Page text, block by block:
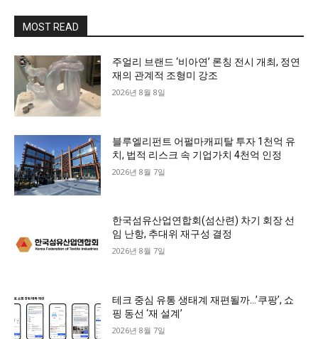
MOST READ
주얼리 브랜드 ‘비아연’ 론칭 전시 개최, 정연
재의 관계적 조형미 강조
2026년 8월 8일
블루엘리펀트 어펄마캐피탈 투자 1천억 유
치, 법적 리스크 속 기업가치 4천억 인정
2026년 8월 7일
한국섬유산업연합회(섬산련) 차기 회장 선
임 난항, 추대위 재구성 결정
2026년 8월 7일
테크 중심 유통 생태계 재편될까…’쿠팡’, 쇼
핑 동선 ‘재 설계’
2026년 8월 7일